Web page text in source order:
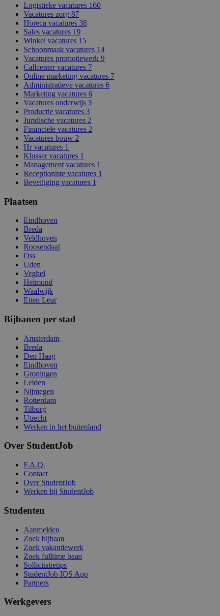
Logistieke vacatures 160
Vacatures zorg 87
Horeca vacatures 38
Sales vacatures 19
Winkel vacatures 15
Schoonmaak vacatures 14
Vacatures promotiewerk 9
Callcenter vacatures 7
Online marketing vacatures 7
Administratieve vacatures 6
Marketing vacatures 6
Vacatures onderwijs 3
Productie vacatures 3
Juridische vacatures 2
Financiele vacatures 2
Vacatures bouw 2
Hr vacatures 1
Klusser vacatures 1
Management vacatures 1
Receptioniste vacatures 1
Beveiliging vacatures 1
Plaatsen
Eindhoven
Breda
Veldhoven
Roosendaal
Oss
Uden
Veghel
Helmond
Waalwijk
Etten Leur
Bijbanen per stad
Amsterdam
Breda
Den Haag
Eindhoven
Groningen
Leiden
Nijmegen
Rotterdam
Tilburg
Utrecht
Werken in het buitenland
Over StudentJob
F.A.Q.
Contact
Over StudentJob
Werken bij StudentJob
Studenten
Aanmelden
Zoek bijbaan
Zoek vakantiewerk
Zoek fulltime baan
Sollicitatietips
StudentJob IOS App
Partners
Werkgevers